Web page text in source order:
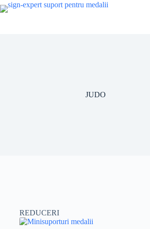
Sari
la
JUDO
REDUCERI